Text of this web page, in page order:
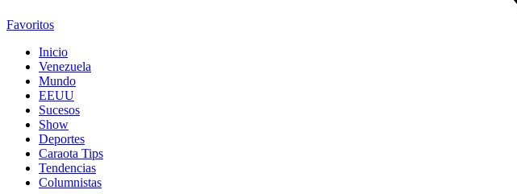
Favoritos
Inicio
Venezuela
Mundo
EEUU
Sucesos
Show
Deportes
Caraota Tips
Tendencias
Columnistas